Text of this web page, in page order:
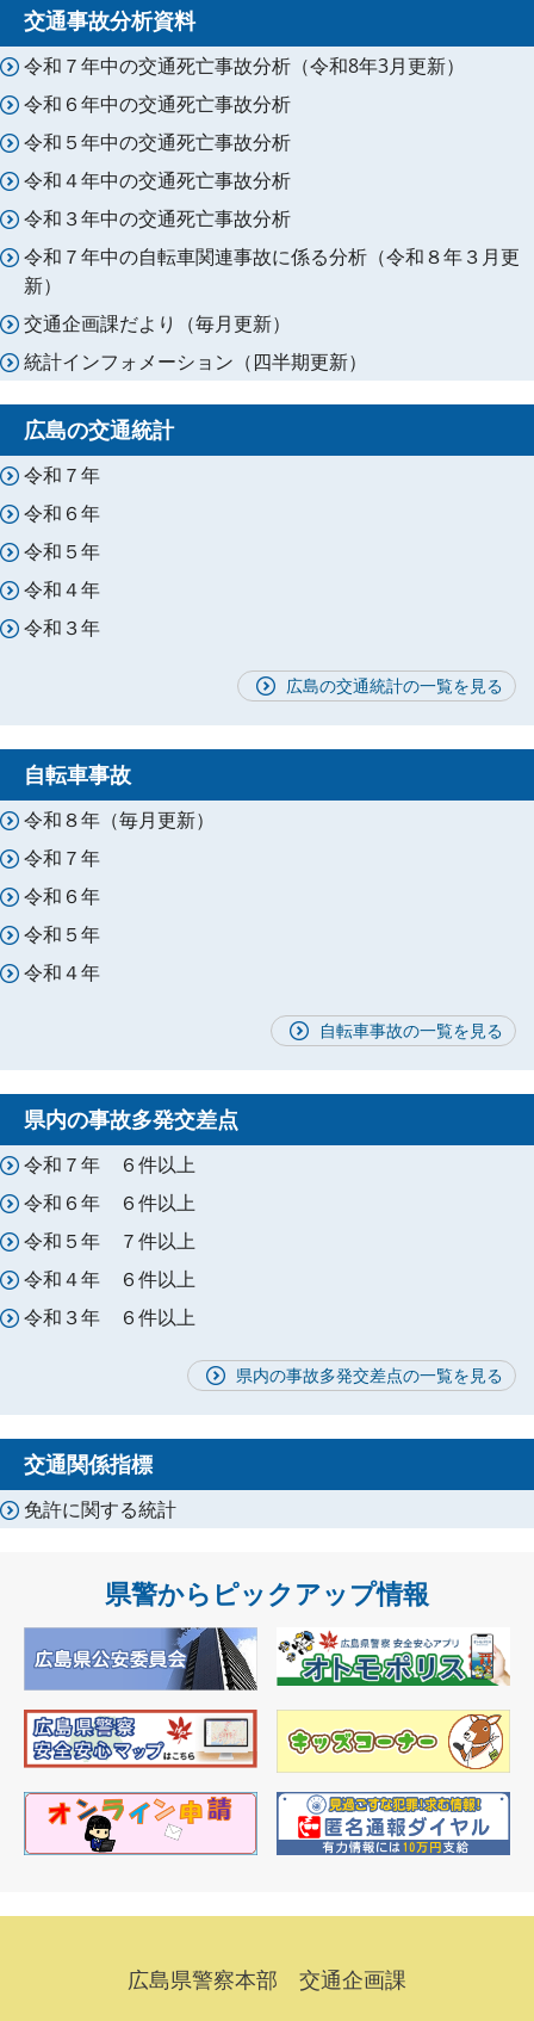
交通事故分析資料
令和７年中の交通死亡事故分析（令和8年3月更新）
令和６年中の交通死亡事故分析
令和５年中の交通死亡事故分析
令和４年中の交通死亡事故分析
令和３年中の交通死亡事故分析
令和７年中の自転車関連事故に係る分析（令和８年３月更
新）
交通企画課だより（毎月更新）
統計インフォメーション（四半期更新）
広島の交通統計
令和７年
令和６年
令和５年
令和４年
令和３年
広島の交通統計の一覧を見る
自転車事故
令和８年（毎月更新）
令和７年
令和６年
令和５年
令和４年
自転車事故の一覧を見る
県内の事故多発交差点
令和７年 ６件以上
令和６年 ６件以上
令和５年 ７件以上
令和４年 ６件以上
令和３年 ６件以上
県内の事故多発交差点の一覧を見る
交通関係指標
免許に関する統計
県警からピックアップ情報
広島県警察本部 交通企画課